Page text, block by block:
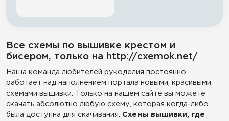
Все схемы по вышивке крестом и
бисером, только на http://cxemok.net/
Наша команда любителей рукоделия постоянно
работает над наполнением портала новыми, красивыми
схемами вышивки. Только на нашем сайте вы можете
скачать абсолютно любую схему, которая когда-либо
была доступна для скачивания. Схемы вышивки, где